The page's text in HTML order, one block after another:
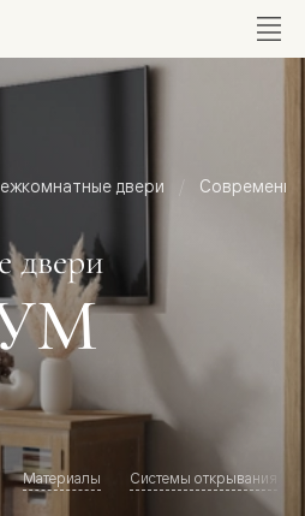
двери
двери
Материалы Системы открывания